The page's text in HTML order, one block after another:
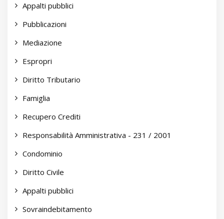
Appalti pubblici
Pubblicazioni
Mediazione
Espropri
Diritto Tributario
Famiglia
Recupero Crediti
Responsabilità Amministrativa - 231 / 2001
Condominio
Diritto Civile
Appalti pubblici
Sovraindebitamento